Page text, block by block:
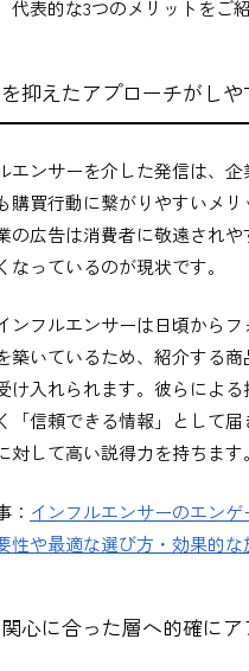
代表的な3つのメリットをご紹
抑えたアプローチがしや
エンサーを介した発信は、
購買行動に繋がりやすいメリ
の広告は消費者に敬遠されや
なっているのが現状です。
ンフルエンサーは日頃から
築いているため、紹介する商
け入れられます。彼らによる
「信頼できる情報」として届
対して高い説得力を持ちます。
： インフルエンサーのエンゲ
性や最適な選び方・効果的な
心に合った層へ的確に